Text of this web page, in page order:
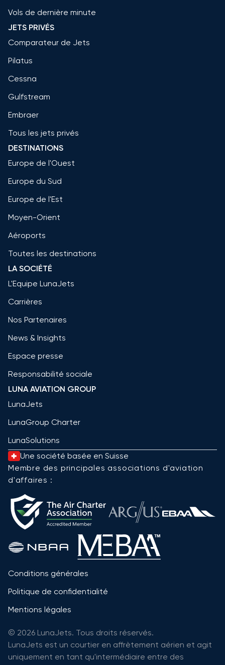
Vols de dernière minute
JETS PRIVÉS
Comparateur de Jets
Pilatus
Cessna
Gulfstream
Embraer
Tous les jets privés
DESTINATIONS
Europe de l'Ouest
Europe du Sud
Europe de l'Est
Moyen-Orient
Aéroports
Toutes les destinations
LA SOCIÉTÉ
L'Equipe LunaJets
Carrières
Nos Partenaires
News & Insights
Espace presse
Responsabilité sociale
LUNA AVIATION GROUP
LunaJets
LunaGroup Charter
LunaSolutions
Une société basée en Suisse
Membre des principales associations d'aviation
d'affaires :
Conditions générales
Politique de confidentialité
Mentions légales
© 2026 LunaJets. Tous droits réservés.
LunaJets est un courtier en affrètement aérien et agit
uniquement en tant qu'intermédiaire entre des